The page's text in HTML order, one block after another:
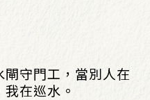
閘守門工，當別人在
在巡水。